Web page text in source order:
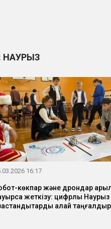
НАУРЫЗ
16:17
көкпар және дрондар
жеткізу: цифрлық Наурыз
қалай